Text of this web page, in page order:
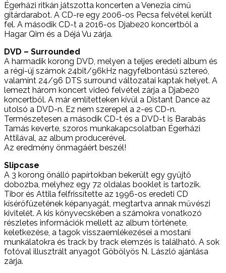
Égerházi ritkán játszotta koncerten a Venezia című
gitárdarabot. A CD-re egy 2006-os Pecsa felvétel került
fel. A második CD-t a 2016-os Djabe20 koncertből a
Hagar Qim és a Déjá Vu zárja.
DVD – Surrounded
A harmadik korong DVD, melyen a teljes eredeti album és
a régi-új számok 24bit/96kHz nagyfelbontású sztereó,
valamint 24/96 DTS surround változatai kaptak helyet. A
lemezt három koncert videó felvétel zárja a Djabe20
koncertből. A már említetteken kívül a Distant Dance az
utolsó a DVD-n. Ez nem szerepel a 2-es CD-n.
Természetesen a második CD-t és a DVD-t is Barabás
Tamás keverte, szoros munkakapcsolatban Égerházi
Attilával, az album producerével.
Az eredmény önmagáért beszél!
Slipcase
A 3 korong önálló papírtokban bekerült egy gyűjtő
dobozba, melyhez egy 72 oldalas booklet is tartozik.
Tibor és Attila felfrissítette az 1996-os eredeti CD
kísérőfüzetének képanyagát, megtartva annak művészi
kivitelét. A kis könyvecskében a számokra vonatkozó
részletes információk mellett az album története,
keletkezése, a tagok visszaemlékezései a mostani
munkálatokra és track by track elemzés is található. A sok
fotóval illusztrált anyagot Göbölyös N. László ajánlása
zárja.